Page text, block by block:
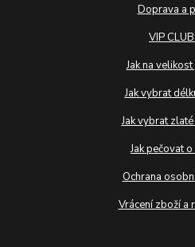
Doprava a
VIP CLUB
Jak na
Jak vybrat
Jak vybrat zlaté
Jak pečovat
Ochrana
Vrácení zboží a